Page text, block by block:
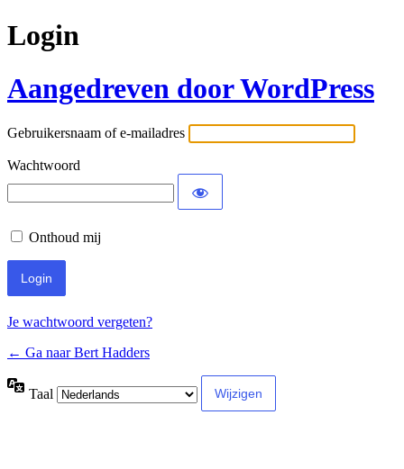
Login
Aangedreven door WordPress
Gebruikersnaam of e-mailadres
Wachtwoord
Onthoud mij
Je wachtwoord vergeten?
← Ga naar Bert Hadders
Taal